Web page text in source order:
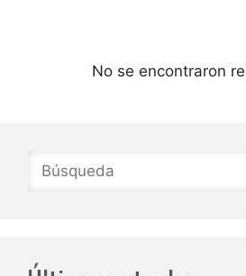
No se encontraron
Buscar